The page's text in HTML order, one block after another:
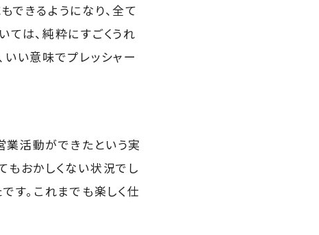
できるようになり、全て
は、純粋にすごくうれ
い意味でプレッシャー
業活動ができたという実
もおかしくない状況でし
す。これまでも楽しく仕